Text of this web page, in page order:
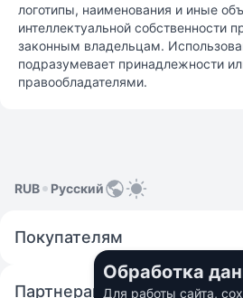
логотипы, наименования и иные
интеллектуальной собственности
законным владельцам.
подразумевает принадлежности
правообладателями.
RUB Русский
Покупателям
Партнерам
Обработка
Для работы сайта,